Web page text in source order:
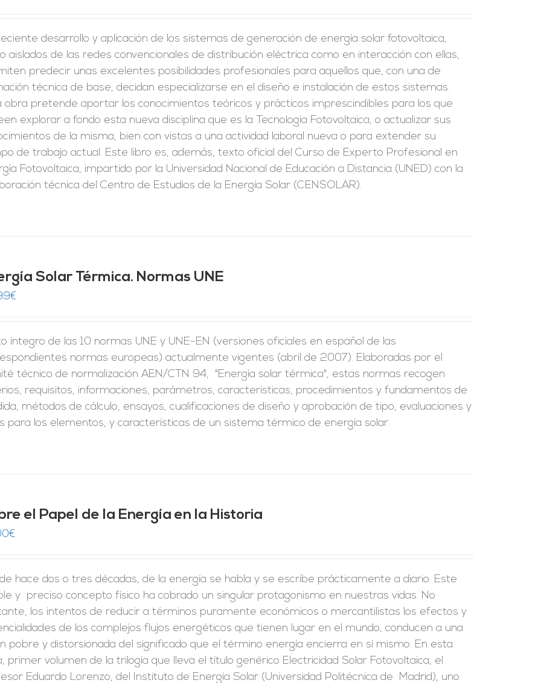
desarrollo y aplicación de los sistemas de generación de energía solar fotovoltaica,
aislados de las redes convencionales de distribución eléctrica como en interacción con ellas,
predecir unas excelentes posibilidades profesionales para aquellos que, con una de
técnica de base, decidan especializarse en el diseño e instalación de estos sistemas.
obra pretende aportar los conocimientos teóricos y prácticos imprescindibles para los que
explorar a fondo esta nueva disciplina que es la Tecnología Fotovoltaica, o actualizar sus
de la misma, bien con vistas a una actividad laboral nueva o para extender su
de trabajo actual. Este libro es, además, texto oficial del Curso de Experto Profesional en
Fotovoltaica, impartido por la Universidad Nacional de Educación a Distancia (UNED) con la
técnica del Centro de Estudios de la Energía Solar (CENSOLAR).
Solar Térmica. Normas UNE
€
íntegro de las 10 normas UNE y UNE-EN (versiones oficiales en español de las
normas europeas) actualmente vigentes (abril de 2007). Elaboradas por el
técnico de normalización AEN/CTN 94, "Energía solar térmica", estas normas recogen
requisitos, informaciones, parámetros, características, procedimientos y fundamentos de
métodos de cálculo, ensayos, cualificaciones de diseño y aprobación de tipo, evaluaciones y
para los elementos, y características de un sistema térmico de energía solar.
el Papel de la Energía en la Historia
€
hace dos o tres décadas, de la energía se habla y se escribe prácticamente a diario. Este
y preciso concepto físico ha cobrado un singular protagonismo en nuestras vidas. No
los intentos de reducir a términos puramente económicos o mercantilistas los efectos y
de los complejos flujos energéticos que tienen lugar en el mundo, conducen a una
pobre y distorsionada del significado que el término energía encierra en sí mismo. En esta
primer volumen de la trilogía que lleva el título genérico Electricidad Solar Fotovoltaica, el
Eduardo Lorenzo, del Instituto de Energía Solar (Universidad Politécnica de Madrid), uno